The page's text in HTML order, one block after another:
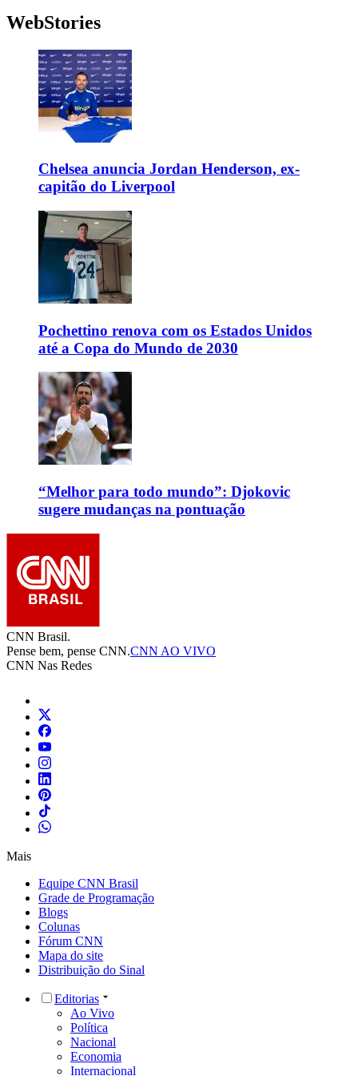
WebStories
Chelsea anuncia Jordan Henderson, ex-
capitão do Liverpool
Pochettino renova com os Estados Unidos
até a Copa do Mundo de 2030
“Melhor para todo mundo”: Djokovic
sugere mudanças na pontuação
CNN Brasil.
Pense bem, pense CNN.CNN AO VIVO
CNN Nas Redes
Mais
Equipe CNN Brasil
Grade de Programação
Blogs
Colunas
Fórum CNN
Mapa do site
Distribuição do Sinal
Editorias
Ao Vivo
Política
Nacional
Economia
Internacional